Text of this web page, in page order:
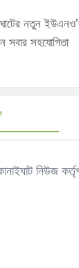
নতুন
সবার সহযোগিতা
নিউজ